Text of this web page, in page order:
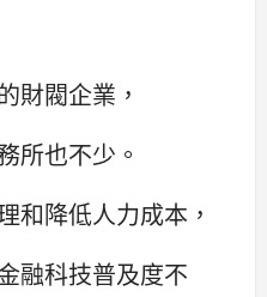
財閥企業，
所也不少。
和降低人力成本，
融科技普及度不